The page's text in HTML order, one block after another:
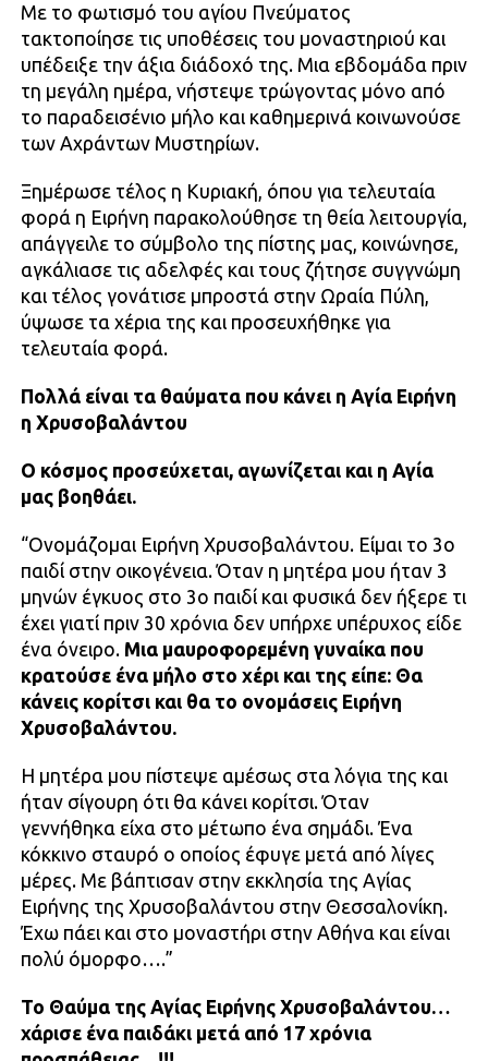
Με το φωτισμό του αγίου Πνεύματος
τακτοποίησε τις υποθέσεις του μοναστηριού και
υπέδειξε την άξια διάδοχό της. Μια εβδομάδα πριν
τη μεγάλη ημέρα, νήστεψε τρώγοντας μόνο από
το παραδεισένιο μήλο και καθημερινά κοινωνούσε
των Αχράντων Μυστηρίων.
Ξημέρωσε τέλος η Κυριακή, όπου για τελευταία
φορά η Ειρήνη παρακολούθησε τη θεία λειτουργία,
απάγγειλε το σύμβολο της πίστης μας, κοινώνησε,
αγκάλιασε τις αδελφές και τους ζήτησε συγγνώμη
και τέλος γονάτισε μπροστά στην Ωραία Πύλη,
ύψωσε τα χέρια της και προσευχήθηκε για
τελευταία φορά.
Πολλά είναι τα θαύματα που κάνει η Αγία Ειρήνη
η Χρυσοβαλάντου
Ο κόσμος προσεύχεται, αγωνίζεται και η Αγία
μας βοηθάει.
“Ονομάζομαι Ειρήνη Χρυσοβαλάντου. Είμαι το 3ο
παιδί στην οικογένεια. Όταν η μητέρα μου ήταν 3
μηνών έγκυος στο 3ο παιδί και φυσικά δεν ήξερε τι
έχει γιατί πριν 30 χρόνια δεν υπήρχε υπέρυχος είδε
ένα όνειρο. Μια μαυροφορεμένη γυναίκα που
κρατούσε ένα μήλο στο χέρι και της είπε: Θα
κάνεις κορίτσι και θα το ονομάσεις Ειρήνη
Χρυσοβαλάντου.
Η μητέρα μου πίστεψε αμέσως στα λόγια της και
ήταν σίγουρη ότι θα κάνει κορίτσι. Όταν
γεννήθηκα είχα στο μέτωπο ένα σημάδι. Ένα
κόκκινο σταυρό ο οποίος έφυγε μετά από λίγες
μέρες. Με βάπτισαν στην εκκλησία της Αγίας
Ειρήνης της Χρυσοβαλάντου στην Θεσσαλονίκη.
Έχω πάει και στο μοναστήρι στην Αθήνα και είναι
πολύ όμορφο….”
Το Θαύμα της Αγίας Ειρήνης Χρυσοβαλάντου…
χάρισε ένα παιδάκι μετά από 17 χρόνια